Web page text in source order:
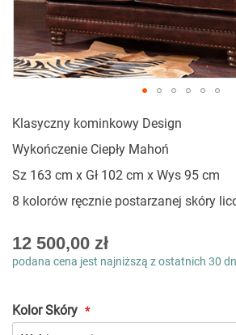
na
początek
Klasyczny kominkowy Design
Wykończenie Ciepły Mahoń
Sz 163 cm x Gł 102 cm x Wys 95 cm
8 kolorów ręcznie postarzanej skóry
As
low
12 500,00 zł
podana cena jest najniższą z ostatnich 30
Kolor Skóry